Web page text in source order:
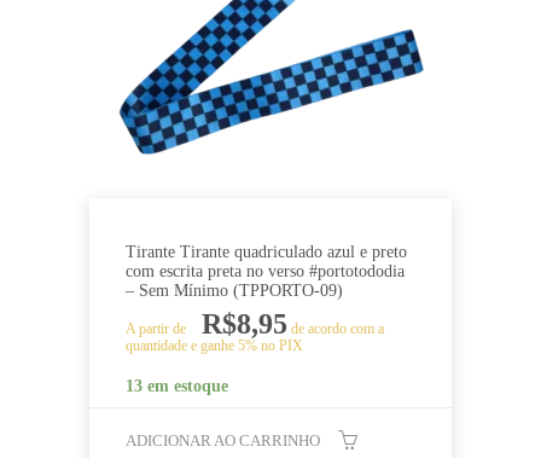
Tirante Tirante quadriculado azul e preto
com escrita preta no verso #portotododia
– Sem Mínimo (TPPORTO-09)
A partir de R$8,95 de acordo com a
quantidade e ganhe 5% no PIX
13 em estoque
ADICIONAR AO CARRINHO